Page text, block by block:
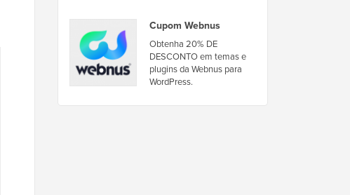
Cupom Webnus
Obtenha 20% DE
DESCONTO em temas e
plugins da Webnus para
WordPress.